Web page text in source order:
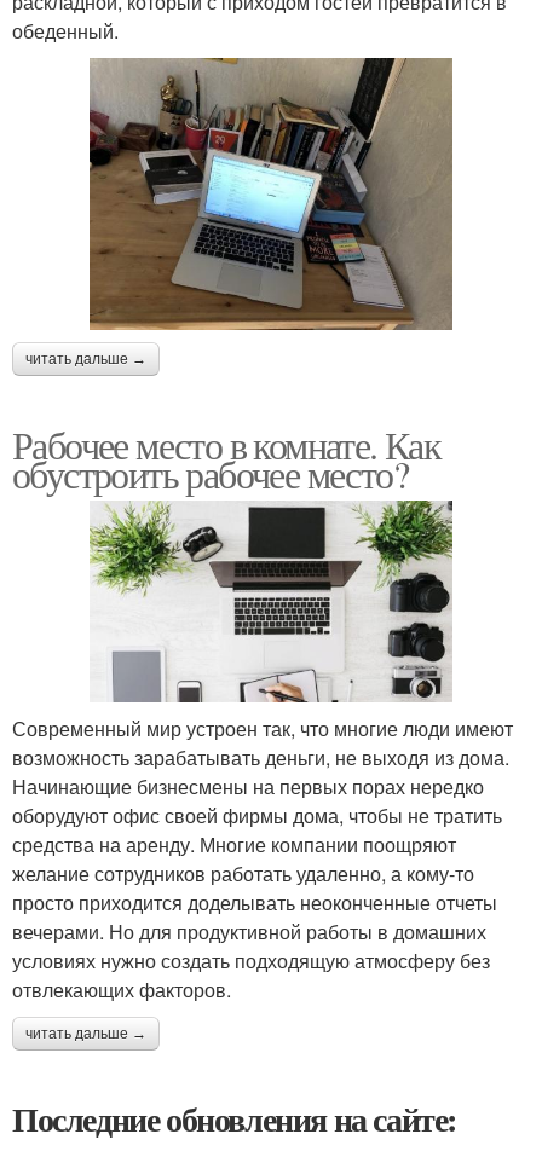
обеденный.
читать дальше →
Рабочее место в комнате. Как
обустроить рабочее место?
Современный мир устроен так, что многие люди имеют
возможность зарабатывать деньги, не выходя из дома.
Начинающие бизнесмены на первых порах нередко
оборудуют офис своей фирмы дома, чтобы не тратить
средства на аренду. Многие компании поощряют
желание сотрудников работать удаленно, а кому-то
просто приходится доделывать неоконченные отчеты
вечерами. Но для продуктивной работы в домашних
условиях нужно создать подходящую атмосферу без
отвлекающих факторов.
читать дальше →
Последние обновления на сайте: